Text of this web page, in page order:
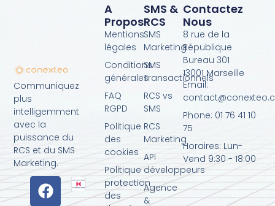
Communiquez
plus
intelligemment
avec la
puissance du
RCS et du SMS
Marketing.
SMS &
RCS
SMS
Marketing
SMS
Transactionnels
RCS vs
SMS
RCS
Marketing
API
développeurs
Agence
&
A
Propos
Mentions
légales
Conditions
générales
FAQ
RGPD
Politique
des
cookies
Politique
protection
des
Contactez
Nous
8 rue de la
République
Bureau 301
13001 Marseille
Email:
Phone: 01 76 41 10
75
Horaires: Lun-
Vend 9:30 - 18:00